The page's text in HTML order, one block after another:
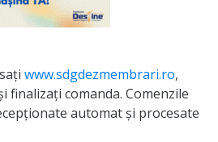
www.sdgdezmembrari.ro,
finalizați comanda. Comenzile
automat și procesate